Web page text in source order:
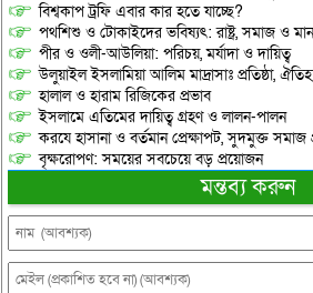
বিশ্বকাপ ট্রফি এবার কার হতে যাচ্ছে?
পথশিশু ও টোকাইদের ভবিষ্যৎ: রাষ্ট্র, সমাজ ও
পীর ও ওলী-আউলিয়া: পরিচয়, মর্যাদা ও দায়িত্ব
উলুয়াইল ইসলামিয়া আলিম মাদ্রাসাঃ প্রতিষ্ঠা,
হালাল ও হারাম রিজিকের প্রভাব
ইসলামে এতিমের দায়িত্ব গ্রহণ ও লালন-পালন
করযে হাসানা ও বর্তমান প্রেক্ষাপট, সুদমুক্ত সমাজ
বৃক্ষরোপণ: সময়ের সবচেয়ে বড় প্রয়োজন
মন্তব্য করুন